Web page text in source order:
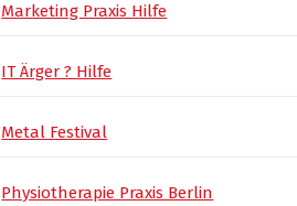
Marketing Praxis Hilfe
IT Ärger ? Hilfe
Metal Festival
Physiotherapie Praxis Berlin